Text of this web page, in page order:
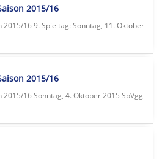
2015/16
16 9. Spieltag: Sonntag, 11. Oktober
2015/16
16 Sonntag, 4. Oktober 2015 SpVgg